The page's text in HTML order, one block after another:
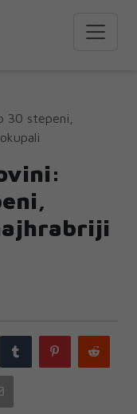
30 stepeni,
Tumblr Pinterest